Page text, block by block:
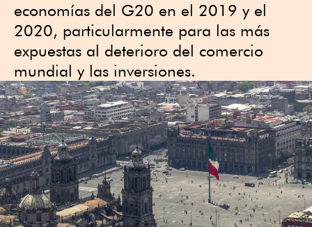
economías del G20 en el 2019 y el
2020, particularmente para las más
expuestas al deterioro del comercio
mundial y las inversiones.